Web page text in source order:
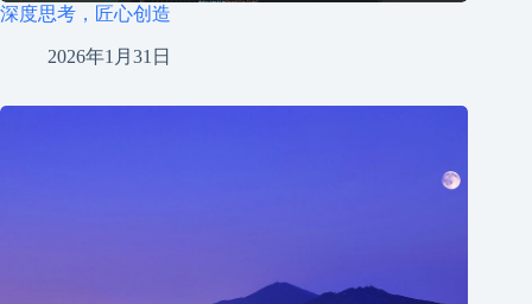
深度思考，匠心创造
2026年1月31日